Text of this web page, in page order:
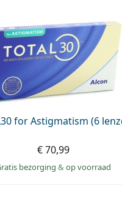
for Astigmatism (6
€ 70,99
bezorging & op voorraad